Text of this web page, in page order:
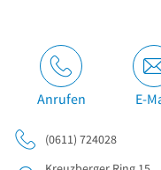
Anrufen E-
(0611) 724028